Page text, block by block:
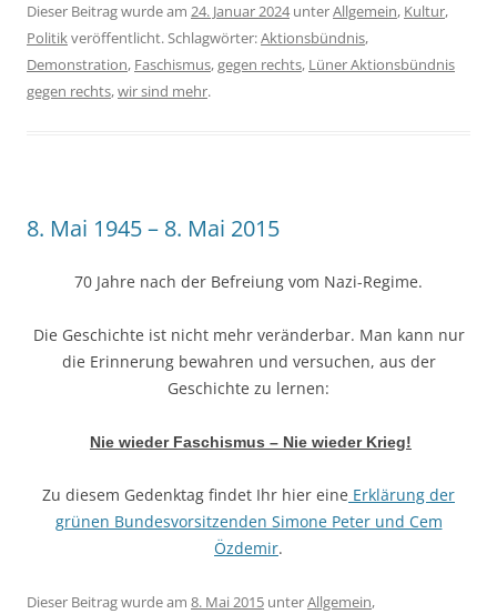
Dieser Beitrag wurde am 24. Januar 2024unterAllgemein, Kultur,
Politikveröffentlicht. Schlagwörter:Aktionsbündnis,
Demonstration, Faschismus,gegen rechts, Lüner Aktionsbündnis
gegen rechts,wir sind mehr.
8. Mai 1945 – 8. Mai 2015
70 Jahre nach der Befreiung vom Nazi-Regime.
Die Geschichte ist nicht mehr veränderbar. Man kann nur
die Erinnerung bewahren und versuchen, aus der
Geschichte zu lernen:
Nie wieder Faschismus – Nie wieder Krieg!
Zu diesem Gedenktag findet Ihr hier eine Erklärung der
grünen Bundesvorsitzenden Simone Peter und Cem
Özdemir.
Dieser Beitrag wurde am 8. Mai 2015 unterAllgemein,